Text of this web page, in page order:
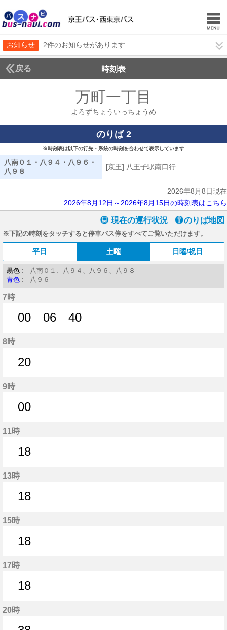
お知らせ 2件のお知らせがあります
戻る 時刻表
万町一丁目
よろずちょういっちょうめ
のりば 2
※時刻表は以下の行先・系統の時刻を合わせて表示しています
八南０１・八９４・八９６・
八９８
八南０１・八９４・八９６・八９８
[京王] 八王子駅南口行
2026年8月8日現在
2026年8月12日～2026年8月15日の時刻表はこちら
現在の運行状況 のりば地図
※下記の時刻をタッチすると停車バス停をすべてご覧いただけます。
平日 土曜 日曜/祝日
黒色 : 八南０１、八９４、八９６、八９８
青色 : 八９６
7時
00
06
40
8時
20
9時
00
11時
18
13時
18
15時
18
17時
18
20時